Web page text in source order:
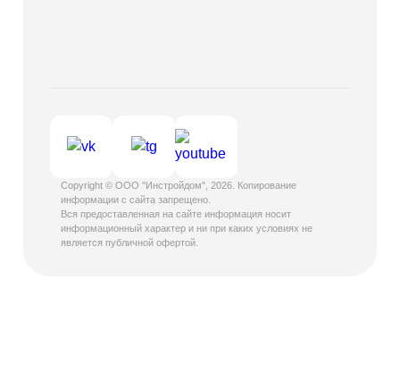
Copyright © ООО "Инстройдом", 2026. Копирование
информации с сайта запрещено.
Вся предоставленная на сайте информация носит
информационный характер и ни при каких условиях не
является публичной офертой.